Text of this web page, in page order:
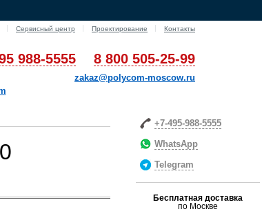
Сервисный центр Проектирование Контакты
988-5555 8 800 505-25-99
zakaz@polycom-moscow.ru
+7-495-988-5555
WhatsApp
Telegram
Бесплатная доставка
по Москве